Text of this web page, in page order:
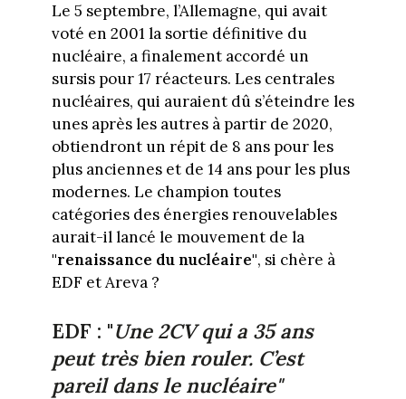
Le 5 septembre, l’Allemagne, qui avait
voté en 2001 la sortie définitive du
nucléaire, a finalement accordé un
sursis pour 17 réacteurs. Les centrales
nucléaires, qui auraient dû s’éteindre les
unes après les autres à partir de 2020,
obtiendront un répit de 8 ans pour les
plus anciennes et de 14 ans pour les plus
modernes. Le champion toutes
catégories des énergies renouvelables
aurait-il lancé le mouvement de la
"renaissance du nucléaire", si chère à
EDF et Areva ?
EDF : "Une 2CV qui a 35 ans
peut très bien rouler. C’est
pareil dans le nucléaire"